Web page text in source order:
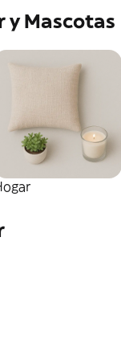
y Mascotas